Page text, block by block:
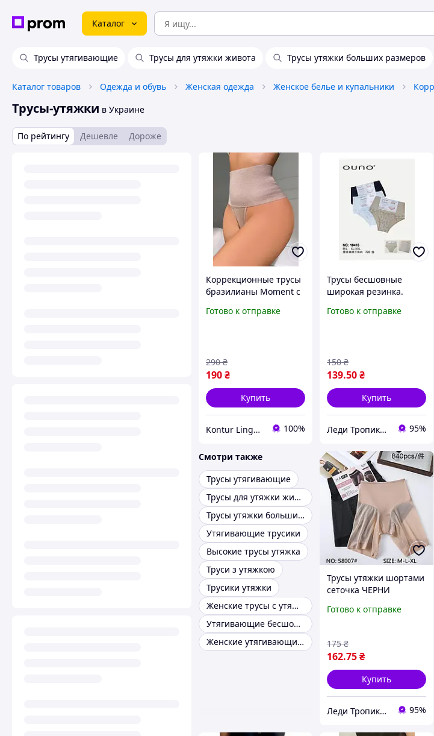
Каталог
Трусы утягивающие Трусы для утяжки живота Трусы утяжки больших размеров
Каталог товаров Одежда и обувь Женская одежда Женское белье и купальники
Трусы-утяжки в Украине
По рейтингу Дешевле Дороже
Коррекционные трусы
бразилианы Moment с
живота бесшовные
Готово к отправке
190₴
290 ₴
Купить
Kontur Lingerie 100%
Трусы бесшовные
широкая резинка.
области живота.
Готово к отправке
139.50₴
150 ₴
Купить
Леди Тропиканка 95%
Смотри также
Трусы утягивающие
Трусы для утяжки живота
Трусы утяжки больших размеров
Утягивающие трусики
Высокие трусы утяжка
Труси з утяжкою
Трусики утяжки
Женские трусы с утяжкой
Утягивающие бесшовные трусы
Женские утягивающие трусы
Трусы утяжки шортами
сеточка ЧЕРНИ
Готово к отправке
162.75₴
175 ₴
Купить
Леди Тропиканка 95%